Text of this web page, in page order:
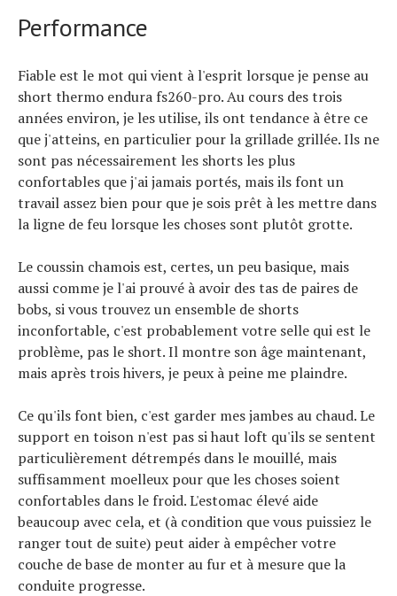
Performance
Fiable est le mot qui vient à l'esprit lorsque je pense au
short thermo endura fs260-pro. Au cours des trois
années environ, je les utilise, ils ont tendance à être ce
que j'atteins, en particulier pour la grillade grillée. Ils ne
sont pas nécessairement les shorts les plus
confortables que j'ai jamais portés, mais ils font un
travail assez bien pour que je sois prêt à les mettre dans
la ligne de feu lorsque les choses sont plutôt grotte.
Le coussin chamois est, certes, un peu basique, mais
aussi comme je l'ai prouvé à avoir des tas de paires de
bobs, si vous trouvez un ensemble de shorts
inconfortable, c'est probablement votre selle qui est le
problème, pas le short. Il montre son âge maintenant,
mais après trois hivers, je peux à peine me plaindre.
Ce qu'ils font bien, c'est garder mes jambes au chaud. Le
support en toison n'est pas si haut loft qu'ils se sentent
particulièrement détrempés dans le mouillé, mais
suffisamment moelleux pour que les choses soient
confortables dans le froid. L'estomac élevé aide
beaucoup avec cela, et (à condition que vous puissiez le
ranger tout de suite) peut aider à empêcher votre
couche de base de monter au fur et à mesure que la
conduite progresse.